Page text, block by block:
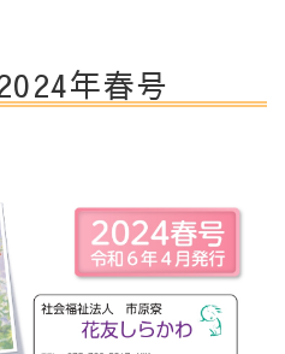
年春号